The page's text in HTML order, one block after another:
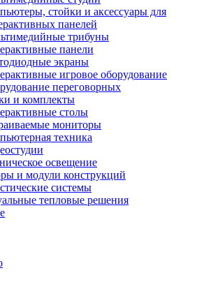
стойки и аксессуары для
панелей
трибуны
панели
экраны
игровое оборудование
переговорных
и комплекты
столы
мониторы
техника
освещение
и модули конструкций
системы
тепловые решения